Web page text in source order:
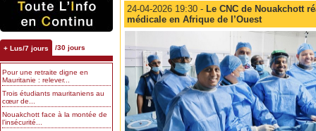
+ Lus/7 jours /30 jours
Pour une retraite digne en
Mauritanie : relever...
Trois étudiants mauritaniens au
cœur de...
Nouakchott face à la montée de
l’insécurité...
24-04-2026 19:30 - Le CNC de Nouakchott
médicale en Afrique de l’Ouest